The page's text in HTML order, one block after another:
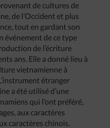
de cultures de
de l’Occident et plus
tout en gardant son
événement de ce type
de l’écriture
ans. Elle a donné lieu à
vietnamienne à
étranger
a été utilisé d’une
qui l’ont préféré,
aux caractères
caractères chinois.